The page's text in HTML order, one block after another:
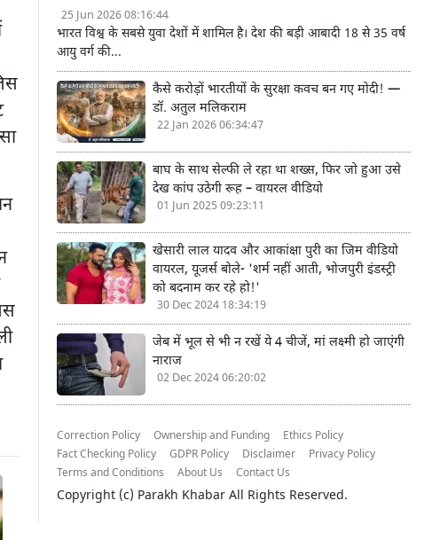
25 Jun 2026 08:16:44
भारत विश्व के सबसे युवा देशों में शामिल है। देश की बड़ी आबादी 18 से 35 वर्ष
आयु वर्ग की...
कैसे करोड़ों भारतीयों के सुरक्षा कवच बन गए मोदी! —
डॉ. अतुल मलिकराम
22 Jan 2026 06:34:47
बाघ के साथ सेल्फी ले रहा था शख्स, फिर जो हुआ उसे
देख कांप उठेगी रूह – वायरल वीडियो
01 Jun 2025 09:23:11
खेसारी लाल यादव और आकांक्षा पुरी का जिम वीडियो
वायरल, यूजर्स बोले- 'शर्म नहीं आती, भोजपुरी इंडस्ट्री
को बदनाम कर रहे हो!'
30 Dec 2024 18:34:19
जेब में भूल से भी न रखें ये 4 चीजें, मां लक्ष्मी हो जाएंगी
नाराज
02 Dec 2024 06:20:02
Correction Policy Ownership and Funding
Ethics Policy
Fact Checking Policy
GDPR Policy Disclaimer
Privacy Policy
Terms and Conditions
About Us Contact Us
Copyright (c) Parakh Khabar All Rights Reserved.